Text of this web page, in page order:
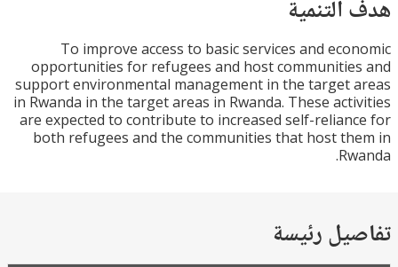
To improve access to basic services and
opportunities for refugees and host
support environmental management in the target
in Rwanda in the target areas in Rwanda. These
are expected to contribute to increased self-
both refugees and the communities that host
رئيسة